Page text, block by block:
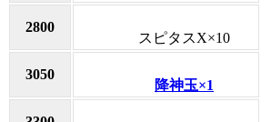
2800
スピタスX×10
3050
降神玉×1